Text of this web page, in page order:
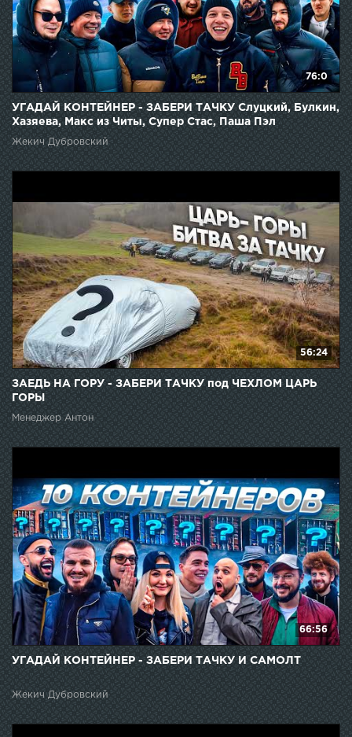
76:0
УГАДАЙ КОНТЕЙНЕР - ЗАБЕРИ ТАЧКУ Слуцкий, Булкин,
Хазяева, Макс из Читы, Супер Стас, Паша Пэл
Жекич Дубровский
56:24
ЗАЕДЬ НА ГОРУ - ЗАБЕРИ ТАЧКУ под ЧЕХЛОМ ЦАРЬ
ГОРЫ
Менеджер Антон
66:56
УГАДАЙ КОНТЕЙНЕР - ЗАБЕРИ ТАЧКУ И САМОЛТ
Жекич Дубровский